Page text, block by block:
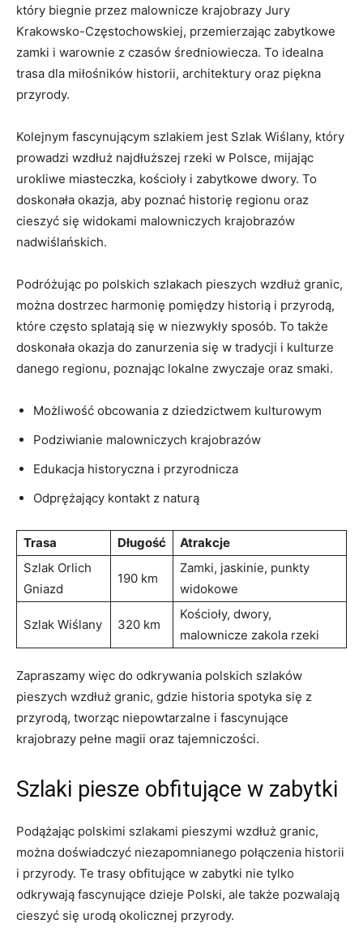
który biegnie przez malownicze krajobrazy Jury
Krakowsko-Częstochowskiej,⁢ przemierzając zabytkowe
‌zamki i ⁢warownie z czasów średniowiecza. To idealna
trasa‍ dla miłośników historii, architektury oraz piękna
przyrody.
Kolejnym fascynującym szlakiem jest Szlak Wiślany,⁢ który
prowadzi wzdłuż najdłuższej rzeki w Polsce, mijając
urokliwe miasteczka,‌ kościoły‌ i ⁤zabytkowe dwory.⁢ To
doskonała okazja,⁤ aby poznać ⁢historię​ regionu oraz
‍cieszyć ⁣się widokami malowniczych krajobrazów
nadwiślańskich.
Podróżując‌ po polskich​ szlakach​ pieszych ⁢wzdłuż granic,
można dostrzec⁢ harmonię‍ pomiędzy​ historią ​i ⁣przyrodą,
które często splatają się w niezwykły sposób. ‍To⁢ także
doskonała⁢ okazja do​ zanurzenia się w tradycji i kulturze
danego regionu,​ poznając ⁤lokalne zwyczaje oraz ​smaki.
Możliwość ‌obcowania​ z dziedzictwem kulturowym
Podziwianie malowniczych krajobrazów
Edukacja historyczna i przyrodnicza
Odprężający‌ kontakt ⁣z naturą
Trasa Długość
Atrakcje
Szlak​ Orlich
Gniazd
190 km
Zamki, jaskinie, punkty
widokowe
Szlak ⁢Wiślany 320 ‌km
Kościoły, ‍dwory,
malownicze zakola rzeki
Zapraszamy ⁤więc do odkrywania polskich szlaków
‍pieszych wzdłuż ‌granic, ⁣gdzie ​historia spotyka ​się z
przyrodą, tworząc‌ niepowtarzalne i fascynujące
krajobrazy pełne magii⁣ oraz tajemniczości.
Szlaki piesze‌ obfitujące w‍ zabytki
Podążając polskimi szlakami pieszymi wzdłuż ⁤granic,
można doświadczyć niezapomnianego ⁢połączenia​ historii
i⁣ przyrody.‍ Te trasy obfitujące w zabytki nie tylko
⁣odkrywają fascynujące ‌dzieje Polski, ale ⁤także pozwalają
cieszyć‍ się urodą okolicznej przyrody.